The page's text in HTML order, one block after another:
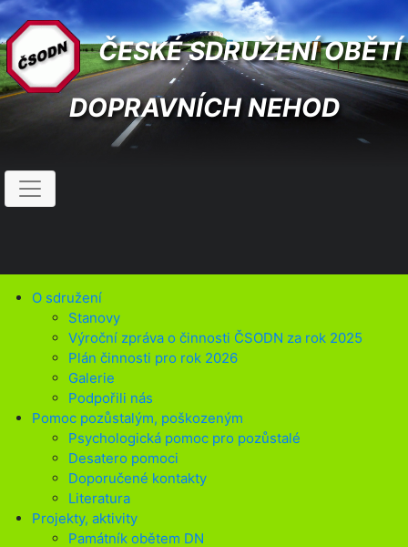
ČESKÉ SDRUŽENÍ OBĚTÍ
DOPRAVNÍCH NEHOD
O sdružení
Stanovy
Výroční zpráva o činnosti ČSODN za rok 2025
Plán činnosti pro rok 2026
Galerie
Podpořili nás
Pomoc pozůstalým, poškozeným
Psychologická pomoc pro pozůstalé
Desatero pomoci
Doporučené kontakty
Literatura
Projekty, aktivity
Památník obětem DN